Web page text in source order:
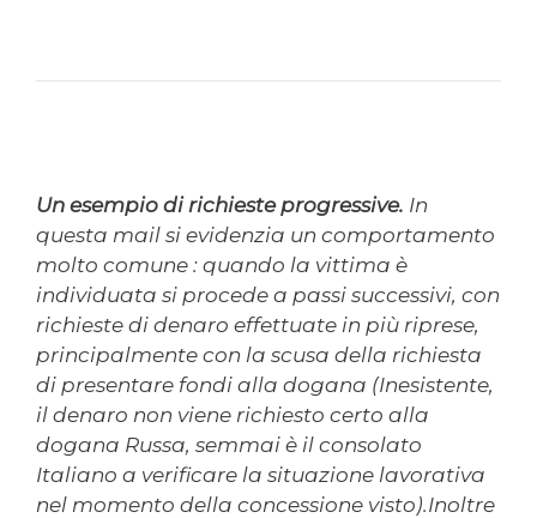
Un esempio di richieste progressive. In
questa mail si evidenzia un comportamento
molto comune : quando la vittima è
individuata si procede a passi successivi, con
richieste di denaro effettuate in più riprese,
principalmente con la scusa della richiesta
di presentare fondi alla dogana (Inesistente,
il denaro non viene richiesto certo alla
dogana Russa, semmai è il consolato
Italiano a verificare la situazione lavorativa
nel momento della concessione visto).Inoltre